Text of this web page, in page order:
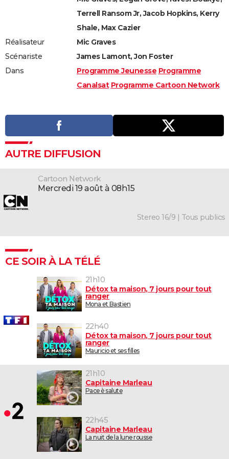
Terrell Ransom Jr, Jacob Hopkins, Kerry
Shale, Max Cazier
Réalisateur
Mic Graves
Scénariste
James Lamont, Jon Foster
Dans
Programme Jeunesse Programme
Canalsat Programme Cartoon Network
AUTRE DIFFUSION
Cartoon Network
mercredi 19 août à 08h15
Stereo 16/9 | Tous publics
CE SOIR À LA TÉLÉ
21h10
Détox ta maison, 7 jours pour tout
ranger
Mona et Bastien
22h40
Détox ta maison, 7 jours pour tout
ranger
Mauricio et ses filles
21h10
Capitaine Marleau
Pace è salute
22h45
Capitaine Marleau
La nuit de la lune rousse